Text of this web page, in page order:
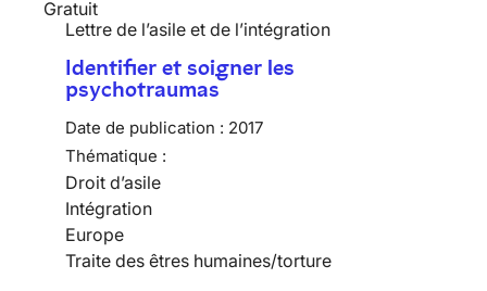
Gratuit
Lettre de l’asile et de l’intégration
Identifier et soigner les
psychotraumas
Date de publication : 2017
Thématique :
Droit d’asile
Intégration
Europe
Traite des êtres humaines/torture